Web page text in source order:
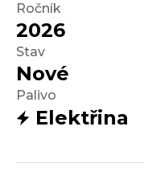
Ročník
2026
Stav
Nové
Palivo
Elektřina